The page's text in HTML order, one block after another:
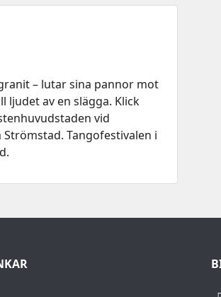
– lutar sina pannor mot
ljudet av en slägga. Klick
vid
Tangofestivalen i